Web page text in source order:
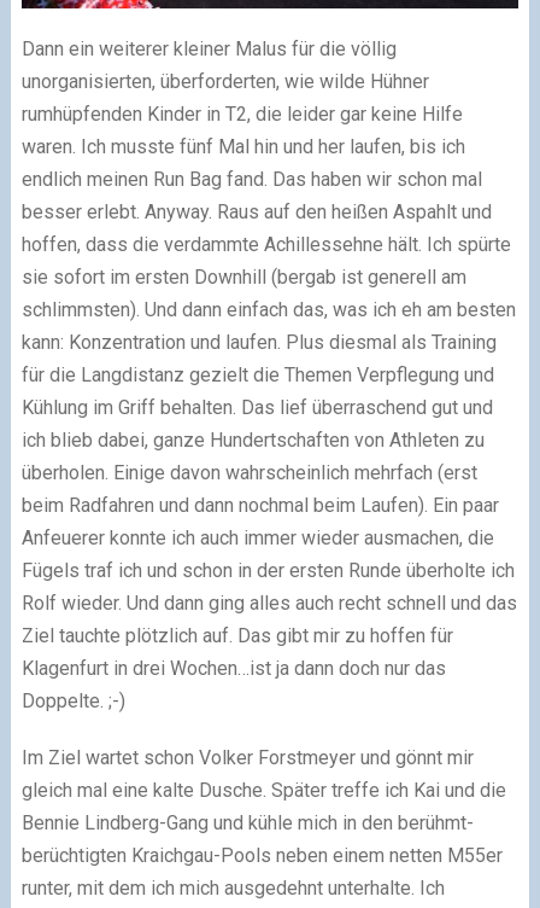
Dann ein weiterer kleiner Malus für die völlig
unorganisierten, überforderten, wie wilde Hühner
rumhüpfenden Kinder in T2, die leider gar keine Hilfe
waren. Ich musste fünf Mal hin und her laufen, bis ich
endlich meinen Run Bag fand. Das haben wir schon mal
besser erlebt. Anyway. Raus auf den heißen Aspahlt und
hoffen, dass die verdammte Achillessehne hält. Ich spürte
sie sofort im ersten Downhill (bergab ist generell am
schlimmsten). Und dann einfach das, was ich eh am besten
kann: Konzentration und laufen. Plus diesmal als Training
für die Langdistanz gezielt die Themen Verpflegung und
Kühlung im Griff behalten. Das lief überraschend gut und
ich blieb dabei, ganze Hundertschaften von Athleten zu
überholen. Einige davon wahrscheinlich mehrfach (erst
beim Radfahren und dann nochmal beim Laufen). Ein paar
Anfeuerer konnte ich auch immer wieder ausmachen, die
Fügels traf ich und schon in der ersten Runde überholte ich
Rolf wieder. Und dann ging alles auch recht schnell und das
Ziel tauchte plötzlich auf. Das gibt mir zu hoffen für
Klagenfurt in drei Wochen…ist ja dann doch nur das
Doppelte. ;-)
Im Ziel wartet schon Volker Forstmeyer und gönnt mir
gleich mal eine kalte Dusche. Später treffe ich Kai und die
Bennie Lindberg-Gang und kühle mich in den berühmt-
berüchtigten Kraichgau-Pools neben einem netten M55er
runter, mit dem ich mich ausgedehnt unterhalte. Ich